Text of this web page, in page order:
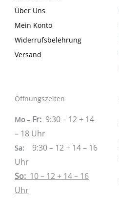
Über Uns
Mein Konto
Widerrufsbelehrung
Versand
Öffnungszeiten
Mo – Fr: 9:30 – 12 + 14
– 18 Uhr
Sa: 9:30 – 12 + 14 – 16
Uhr
So: 10 – 12 + 14 – 16
Uhr